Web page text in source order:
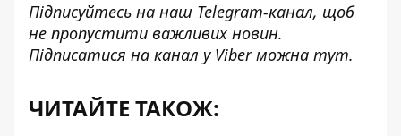
Підписуйтесь на наш Telegram-канал, щоб
не пропустити важливих новин.
Підписатися на канал у Viber можна тут.
ЧИТАЙТЕ ТАКОЖ: